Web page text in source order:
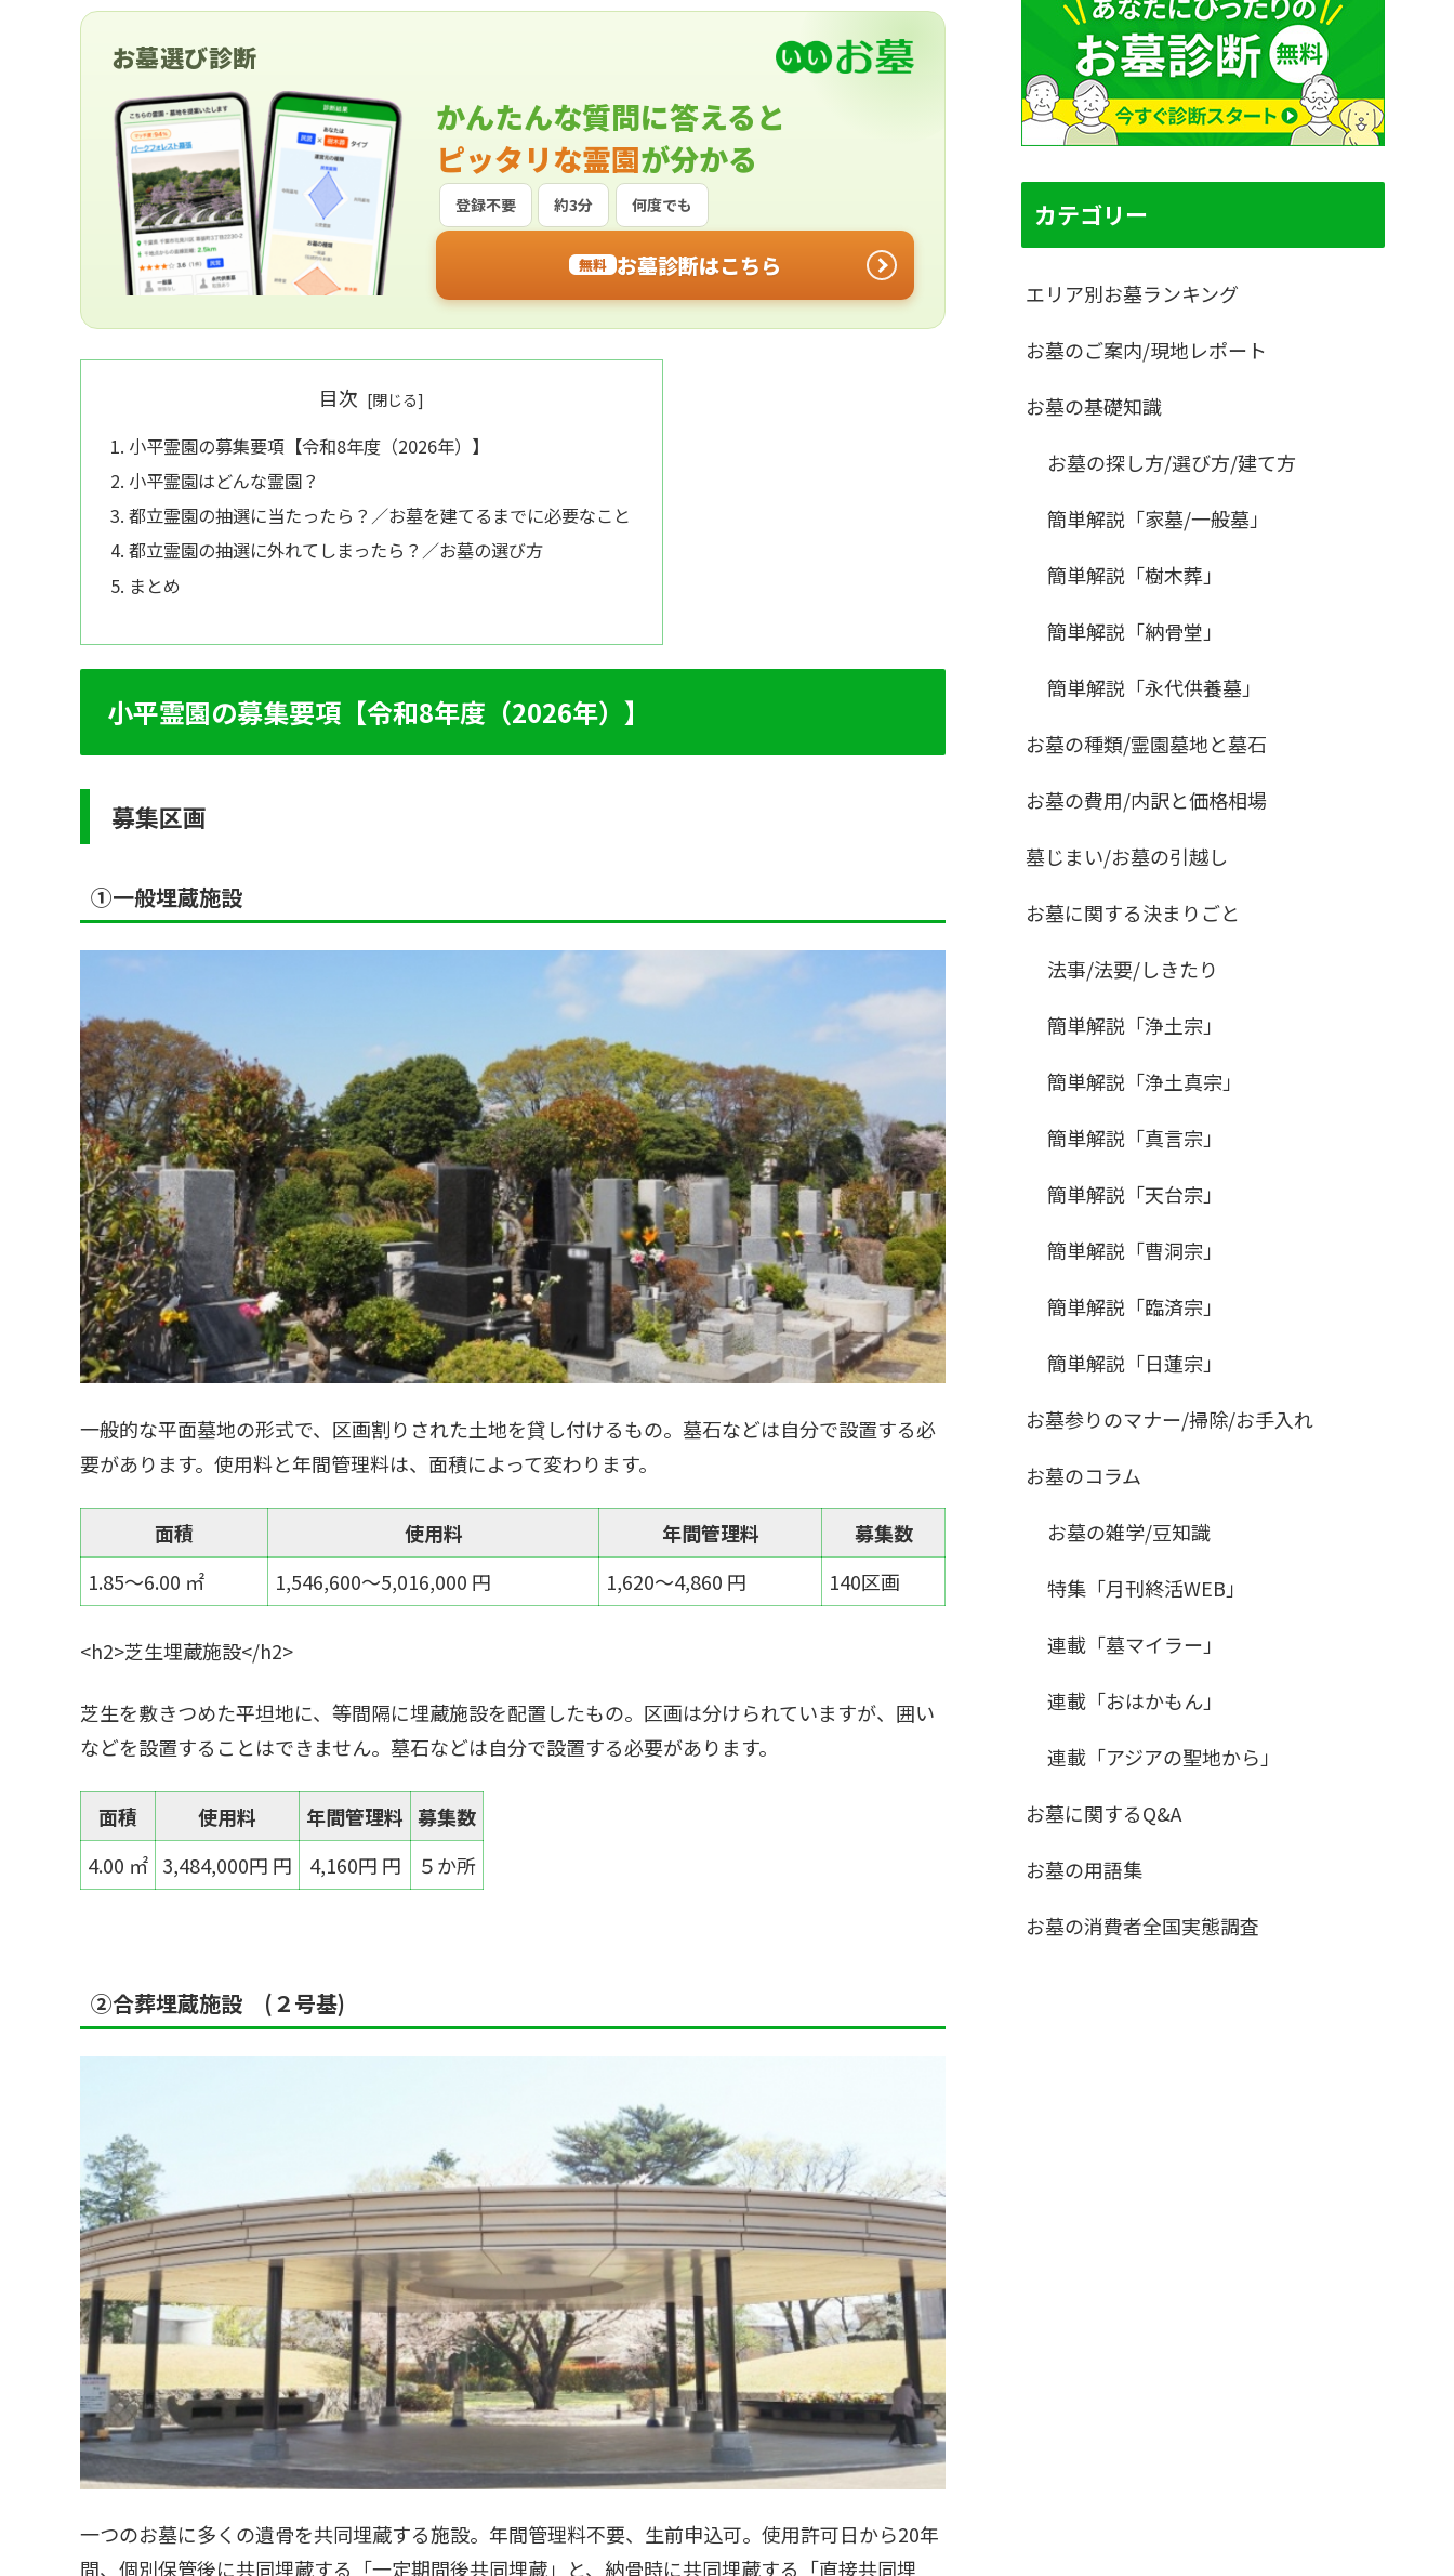
お墓選び診断
かんたんな質問に答えると
ピッタリな霊園が分かる
登録不要 約3分 何度でも
無料 お墓診断はこちら
目次
小平霊園の募集要項【令和8年度（2026年）】
小平霊園はどんな霊園？
都立霊園の抽選に当たったら？／お墓を建てるまでに必要なこと
都立霊園の抽選に外れてしまったら？／お墓の選び方
まとめ
小平霊園の募集要項【令和8年度（2026年）】
募集区画
①一般埋蔵施設
一般的な平面墓地の形式で、区画割りされた土地を貸し付けるもの。墓石などは自分で設置する必
要があります。使用料と年間管理料は、面積によって変わります。
面積 使用料 年間管理料
募集数
1.85～6.00 ㎡
1,546,600～5,016,000 円 1,620～4,860 円 140区画
<h2>芝生埋蔵施設</h2>
芝生を敷きつめた平坦地に、等間隔に埋蔵施設を配置したもの。区画は分けられていますが、囲い
などを設置することはできません。墓石などは自分で設置する必要があります。
面積 使用料 年間管理料 募集数
4.00 ㎡ 3,484,000円 円 4,160円 円 ５か所
②合葬埋蔵施設 (２号基)
一つのお墓に多くの遺骨を共同埋蔵する施設。年間管理料不要、生前申込可。使用許可日から20年
間、個別保管後に共同埋蔵する「一定期間後共同埋蔵」と、納骨時に共同埋蔵する「直接共同埋
カテゴリー
エリア別お墓ランキング
お墓のご案内/現地レポート
お墓の基礎知識
お墓の探し方/選び方/建て方
簡単解説「家墓/一般墓」
簡単解説「樹木葬」
簡単解説「納骨堂」
簡単解説「永代供養墓」
お墓の種類/霊園墓地と墓石
お墓の費用/内訳と価格相場
墓じまい/お墓の引越し
お墓に関する決まりごと
法事/法要/しきたり
簡単解説「浄土宗」
簡単解説「浄土真宗」
簡単解説「真言宗」
簡単解説「天台宗」
簡単解説「曹洞宗」
簡単解説「臨済宗」
簡単解説「日蓮宗」
お墓参りのマナー/掃除/お手入れ
お墓のコラム
お墓の雑学/豆知識
特集「月刊終活WEB」
連載「墓マイラー」
連載「おはかもん」
連載「アジアの聖地から」
お墓に関するQ&A
お墓の用語集
お墓の消費者全国実態調査